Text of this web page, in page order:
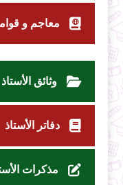
معاجم و
وثائق الأستاذ
دفاتر الأستاذ
مذكرات